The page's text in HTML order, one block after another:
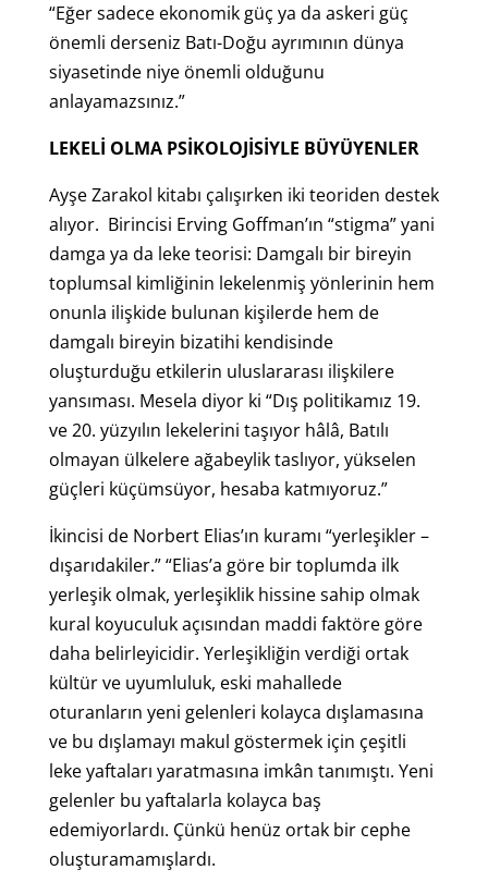
“Eğer sadece ekonomik güç ya da askeri güç
önemli derseniz Batı-Doğu ayrımının dünya
siyasetinde niye önemli olduğunu
anlayamazsınız.”
LEKELİ OLMA PSİKOLOJİSİYLE BÜYÜYENLER
Ayşe Zarakol kitabı çalışırken iki teoriden destek
alıyor. Birincisi Erving Goffman’ın “stigma” yani
damga ya da leke teorisi: Damgalı bir bireyin
toplumsal kimliğinin lekelenmiş yönlerinin hem
onunla ilişkide bulunan kişilerde hem de
damgalı bireyin bizatihi kendisinde
oluşturduğu etkilerin uluslararası ilişkilere
yansıması. Mesela diyor ki “Dış politikamız 19.
ve 20. yüzyılın lekelerini taşıyor hâlâ, Batılı
olmayan ülkelere ağabeylik taslıyor, yükselen
güçleri küçümsüyor, hesaba katmıyoruz.”
İkincisi de Norbert Elias’ın kuramı “yerleşikler –
dışarıdakiler.” “Elias’a göre bir toplumda ilk
yerleşik olmak, yerleşiklik hissine sahip olmak
kural koyuculuk açısından maddi faktöre göre
daha belirleyicidir. Yerleşikliğin verdiği ortak
kültür ve uyumluluk, eski mahallede
oturanların yeni gelenleri kolayca dışlamasına
ve bu dışlamayı makul göstermek için çeşitli
leke yaftaları yaratmasına imkân tanımıştı. Yeni
gelenler bu yaftalarla kolayca baş
edemiyorlardı. Çünkü henüz ortak bir cephe
oluşturamamışlardı.